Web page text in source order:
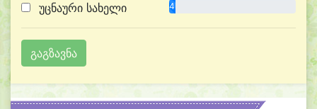
უცნაური სახელი 4.8%